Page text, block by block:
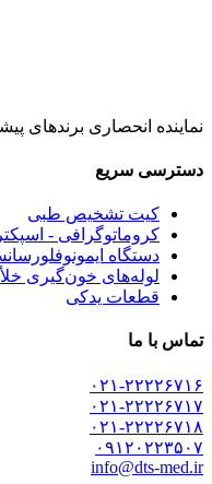
نماینده انحصاری برندهای
دسترسی سریع
کیت تشخیص طبی
کروماتوگرافی -
دستگاه
لوله‌های خون‌گیری خلأ
قطعات یدکی
تماس با ما
۰۲۱-۲۲۲۲۶۷۱۶
۰۲۱-۲۲۲۲۶۷۱۷
۰۲۱-۲۲۲۲۶۷۱۸
۰۹۱۲۰۲۲۳۵۰۷
info@dts-med.ir